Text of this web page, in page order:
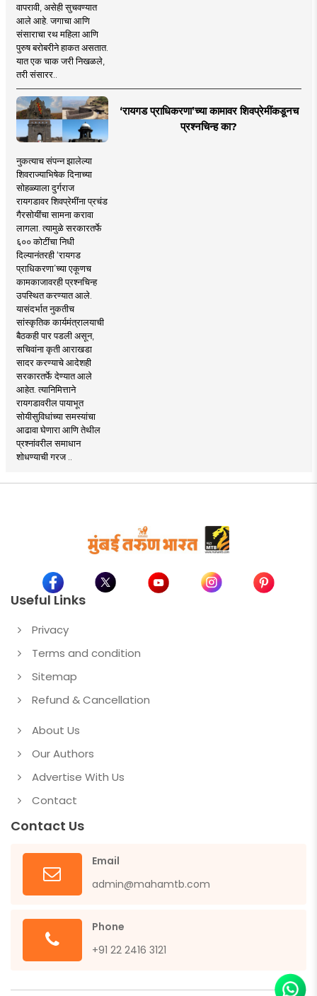
वापरावी, असेही सुचवण्यात
आले आहे. जगाचा आणि
संसाराचा रथ महिला आणि
पुरुष बरोबरीने हाकत असतात.
यात एक चाक जरी निखळले,
तरी संसारर..
‘रायगड प्राधिकरणा’च्या कामावर शिवप्रेमींकडूनच
प्रश्नचिन्ह का?
नुकत्याच संपन्न झालेल्या
शिवराज्याभिषेक दिनाच्या
सोहळ्याला दुर्गराज
रायगडावर शिवप्रेमींना प्रचंड
गैरसोयींचा सामना करावा
लागला. त्यामुळे सरकारतर्फे
६०० कोटींचा निधी
दिल्यानंतरही ‘रायगड
प्राधिकरणा’च्या एकूणच
कामकाजावरही प्रश्नचिन्ह
उपस्थित करण्यात आले.
यासंदर्भात नुकतीच
सांस्कृतिक कार्यमंत्रालयाची
बैठकही पार पडली असून,
सचिवांना कृती आराखडा
सादर करण्याचे आदेशही
सरकारतर्फे देण्यात आले
आहेत. त्यानिमित्ताने
रायगडावरील पायाभूत
सोयीसुविधांच्या समस्यांचा
आढावा घेणारा आणि तेथील
प्रश्नांवरील समाधान
शोधण्याची गरज ..
Useful Links
Privacy
Terms and condition
Sitemap
Refund & Cancellation
About Us
Our Authors
Advertise With Us
Contact
Contact Us
Email
admin@mahamtb.com
Phone
+91 22 2416 3121